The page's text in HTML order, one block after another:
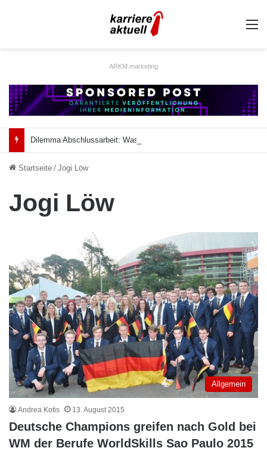
ARKM.marketing
Startseite / Jogi Löw
Jogi Löw
Allgemein
Andrea Kotis 13. August 2015
Deutsche Champions greifen nach Gold bei
WM der Berufe WorldSkills Sao Paulo 2015